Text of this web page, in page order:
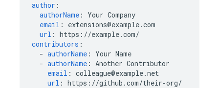
author :
authorName :
Your Company
email :
extensions@example.com
url : https://example.com/
contributors :
- authorName :
Your Name
- authorName : Another Contributor
email : colleague@example.net
url : https://github.com/their-org/